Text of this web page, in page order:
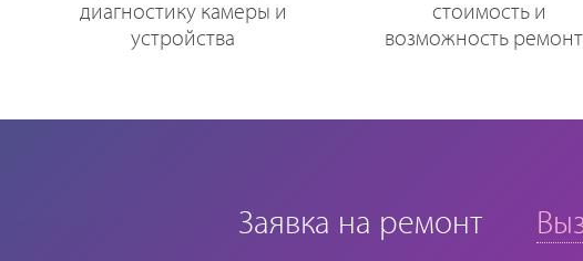
диагностику камеры и
устройства
стоимость и
возможность
Заявка на ремонт